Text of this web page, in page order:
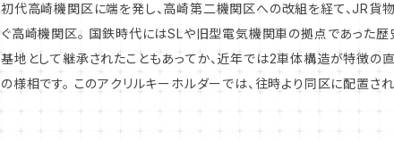
初代高崎機関区に端を発し、高崎第二機関区への改組を経て、JR貨
ぐ高崎機関区。 国鉄時代にはSLや旧型電気機関車の拠点であった歴
基地として継承されたこともあってか、近年では2車体構造が特徴の
の様相です。 このアクリルキーホルダーでは、往時より同区に配置さ
も受け継がれている区名札をモチーフに、特に同機関区の特徴であ